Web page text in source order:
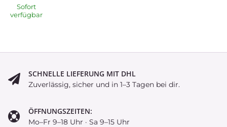
Sofort
verfügbar
SCHNELLE LIEFERUNG MIT DHL
Zuverlässig, sicher und in 1–3 Tagen bei dir.
ÖFFNUNGSZEITEN:
Mo–Fr 9–18 Uhr · Sa 9–15 Uhr